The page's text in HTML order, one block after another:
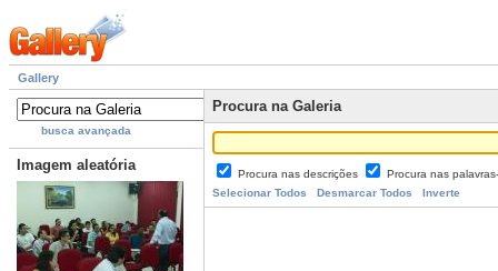
Gallery
busca avançada
Imagem aleatória
Procura na Galeria
Procura nas descrições
Procura nas
Selecionar Todos
Desmarcar Todos Inverte